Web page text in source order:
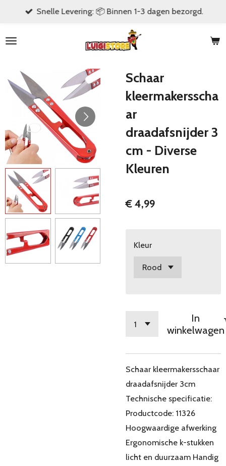
naar
hoofdinhoud
Snelle Levering: 📦 Binnen 1-3 dagen bezorgd.
Schaar
kleermakersscha
ar
draadafsnijder 3
cm - Diverse
Kleuren
€ 4,99
Kleur
In
winkelwagen
Schaar kleermakersschaar
draadafsnijder 3cm
Technische specificatie:
Productcode: 11326
Hoogwaardige afwerking
Ergonomische k-stukken
licht en duurzaam Handig